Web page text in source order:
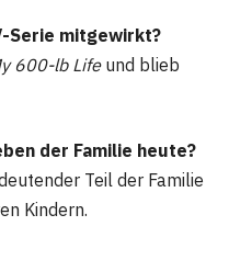
Serie mitgewirkt?
600-lb Lifeund blieb
der Familie heute?
Teil der Familie
Kindern.